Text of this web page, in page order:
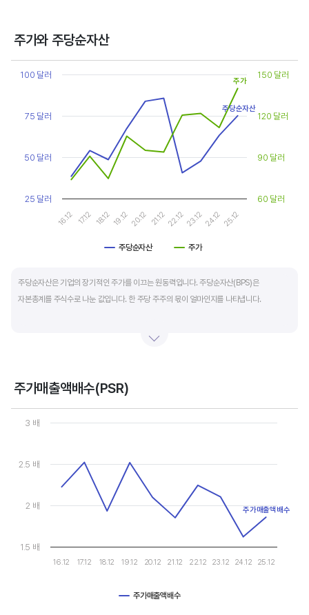
거래되면 주가가 저평가된 것으로 판단합니다. ROE&PBR 차트를 함께 보고 분석하는 것을
기업의 10년 정도의 장기적인 주가순자산배수 추이를 확인하는 것이 좋습니다.
주가순자산배수는 자기자본이익률이 높을때와 낮을때에 따라 다르게 평가받습니다. 현재
ROE와 비슷한 ROE를 기록한 과거년도를 찾고, 그 당시 시장에서 평가 받은
주가순자산배수(PBR)를 확인해 현재 주가의 저평가 여부를 판단하는 것이 좋습니다.
주가와 주당순자산
Chart
Line chart with 2 lines.
The chart has 1 X axis displaying categories.
The chart has 2 Y axes displaying values, and values.
주당순자산 주가
16.12 17.12 18.12 19.12 20.12 21.1222.1223.1224.12 25.12
25 달러
50 달러
75 달러
100 달러
60 달러
90 달러
120 달러
150 달러
주당순자산
주가
주당순자산은 기업의 장기적인 주가를 이끄는 원동력입니다. 주당순자산(BPS)은
자본총계를 주식수로 나눈 값입니다. 한 주당 주주의 몫이 얼마인지를 나타냅니다.
자본총계가 빠른 속도로 증가합니다. 이에따라 주가도 오르게 됩니다.
투자지표는 한국 기업에 비해 상대적으로 높게 나옵니다. 이런 부분을 감안해 미국 기업의
부채비율, 차입금 비중, 주가순자산배수 등을 판단하는 것이 좋습니다.
주가매출액배수(PSR)
Chart
Line chart with 10 data points.
The chart has 1 Y axis displaying values. Data ranges from
주가매출액배수
16.12 17.12 18.12 19.12 20.12 21.12 22.12 23.12 24.12 25.12
1.5 배
2 배
2.5 배
3 배
주가매출액배수